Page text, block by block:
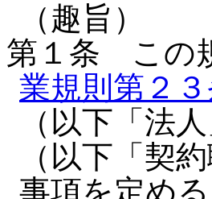
（趣旨）
第１条 この
業規則第２
（以下「法
（以下「契
事項を定め